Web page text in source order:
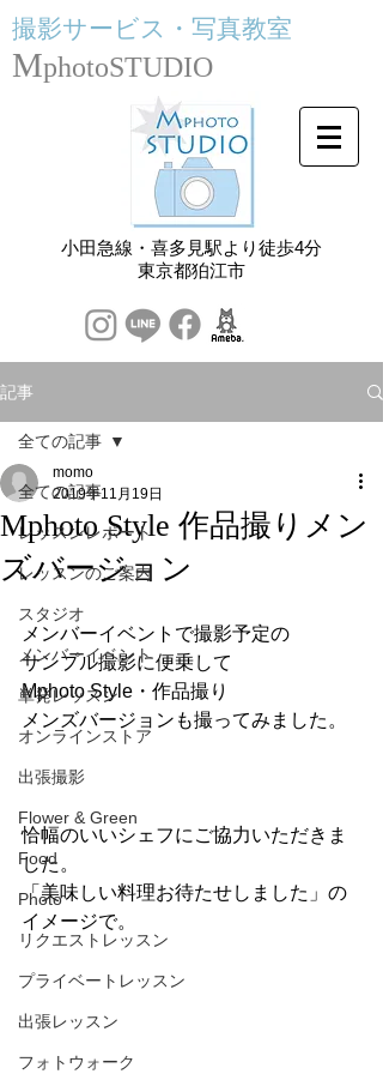
撮影サービス・ 写真教室
MphotoSTUDIO
小田急線・喜多見駅より徒歩4分
​東京都狛江市
記事
全ての記事
レッスンレポート
レッスンのご案内
スタジオ
メンバーイベント
単発レッスン
オンラインストア
出張撮影
Flower & Green
Food
Photo
リクエストレッスン
プライベートレッスン
出張レッスン
フォトウォーク
全ての記事
Mphoto Style 作品撮りメン
ズバージョン
momo
2019年11月19日
メンバーイベントで撮影予定の
サンプル撮影に便乗して
Mphoto Style・作品撮り
メンズバージョンも撮ってみました。
恰幅のいいシェフにご協力いただきま
した。
「美味しい料理お待たせしました」の
イメージで。